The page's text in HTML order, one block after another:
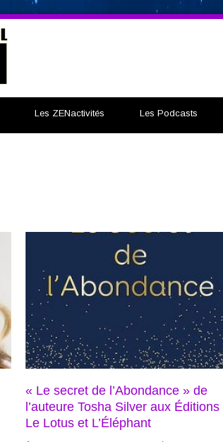
Les ZENactivités Les Podcasts
« Le secret de l’Abondance » de
l’auteure Tosha Silver aux Éditions
Le Lotus et L’Éléphant